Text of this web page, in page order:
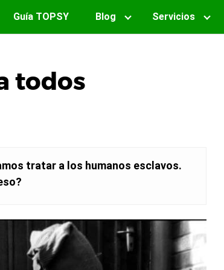
Guía TOPSY Blog Servicios
todos
tratar a los humanos esclavos.